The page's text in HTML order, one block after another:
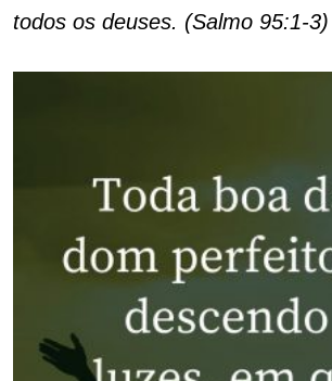
todos os deuses. (Salmo 95:1-3)